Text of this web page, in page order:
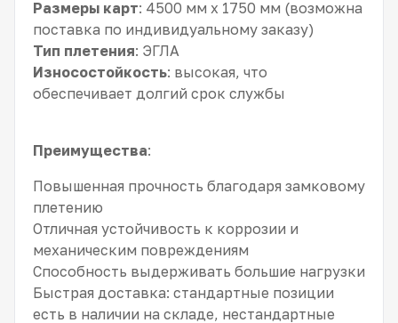
Размеры карт: 4500 мм x 1750 мм (возможна
поставка по индивидуальному заказу)
Тип плетения: ЭГЛА
Износостойкость: высокая, что
обеспечивает долгий срок службы
Преимущества:
Повышенная прочность благодаря замковому
плетению
Отличная устойчивость к коррозии и
механическим повреждениям
Способность выдерживать большие нагрузки
Быстрая доставка: стандартные позиции
есть в наличии на складе, нестандартные